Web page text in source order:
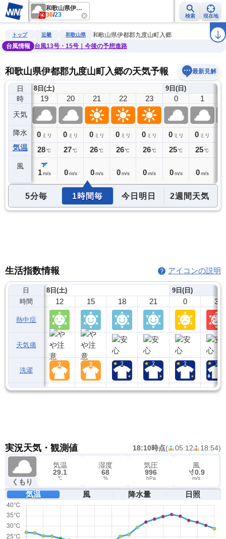
和歌山県伊都郡九度山町入郷
36/23 検索 現在地
雨雲レーダー 台風情報 地震情報 警報・注意報 ラ
トップ 近畿 和歌山県
和歌山県伊都郡九度山町入郷
台風情報
台風13号・15号｜今後の予想進路
和歌山県伊都郡九度山町入郷の天気予報 最新見解
日
時
天気
降水
気温
風
8日(土)
18
0ミリ
29℃
19
0 ミリ
28℃
1 m/s
20
0 ミリ
27℃
0 m/s
21
0 ミリ
26℃
0 m/s
22
0 ミリ
26℃
0 m/s
23
0 ミリ
26 ℃
0m/s
9日(日)
0
0 ミリ
25℃
0 m/s
1
0 ミリ
25℃
0 m/s
5分毎 1時間毎 今日明日 2週間天気
生活指数情報 アイコンの説明
日
時間
熱中症
天気痛
洗濯
8日(土)
12 15 18 21
9日(日)
0 3
実況天気・観測値 18:10時点( 05:12 18:54)
くもり
気温
29.1
℃
湿度
68
%
気圧
996
hPa
風
0.9
m/s
気温 風 降水量 日照